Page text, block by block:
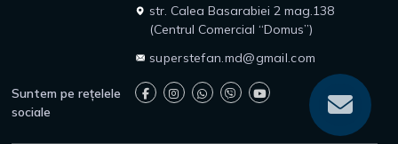
str. Calea Basarabiei 2 mag.138
(Centrul Comercial “Domus”)
superstefan.md@gmail.com
Suntem pe rețelele
sociale